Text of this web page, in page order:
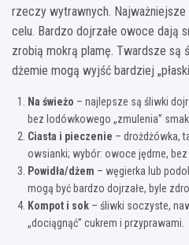
rzeczy wytrawnych.
celu. Bardzo dojrzałe owoce dają
zrobią mokrą plamę. Twardsze są
dżemie mogą wyjść bardziej
Na świeżo – najlepsze są śliwki
bez lodówkowego „zmulenia”
Ciasta i pieczenie – drożdżówka,
owsianki; wybór: owoce jędrne, bez
Powidła/dżem – węgierka lub
mogą być bardzo dojrzałe, byle
Kompot i sok – śliwki soczyste,
„dociągnąć” cukrem i przyprawami.